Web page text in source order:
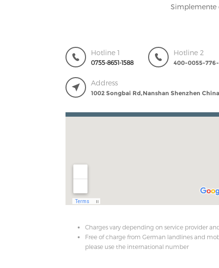
Simplemente
Hotline 1
0755-8651-1588
Hotline 2
400-0055-776-
Address
1002 Songbai Rd,Nanshan Shenzhen
Charges vary depending on service provider
Free of charge from German landlines and
please use the international number